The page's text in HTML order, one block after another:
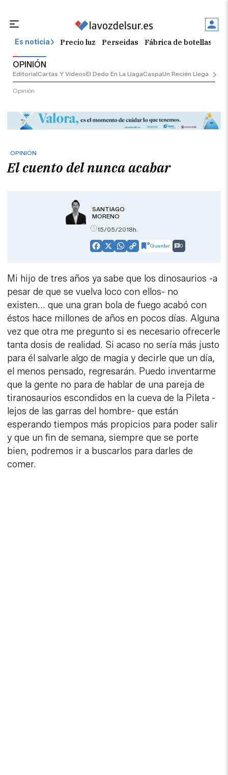
Es noticia Precio luz Perseidas Fábrica de botellas
OPINIÓN
EditorialCartas Y VídeosEl Dedo En La LlagaCaspaUn Recién Llegado
Opinión
OPINIÓN
El cuento del nunca acabar
SANTIAGO
MORENO
15/05/2018h.
Facebook
X WhatsApp
CopyGuardar 0
Mi hijo de tres años ya sabe que los dinosaurios -a
pesar de que se vuelva loco con ellos- no
existen... que una gran bola de fuego acabó con
éstos hace millones de años en pocos días. Alguna
vez que otra me pregunto si es necesario ofrecerle
tanta dosis de realidad. Si acaso no sería más justo
para él salvarle algo de magia y decirle que un día,
el menos pensado, regresarán. Puedo inventarme
que la gente no para de hablar de una pareja de
tiranosaurios escondidos en la cueva de la Pileta -
lejos de las garras del hombre- que están
esperando tiempos más propicios para poder salir
y que un fin de semana, siempre que se porte
bien, podremos ir a buscarlos para darles de
comer.